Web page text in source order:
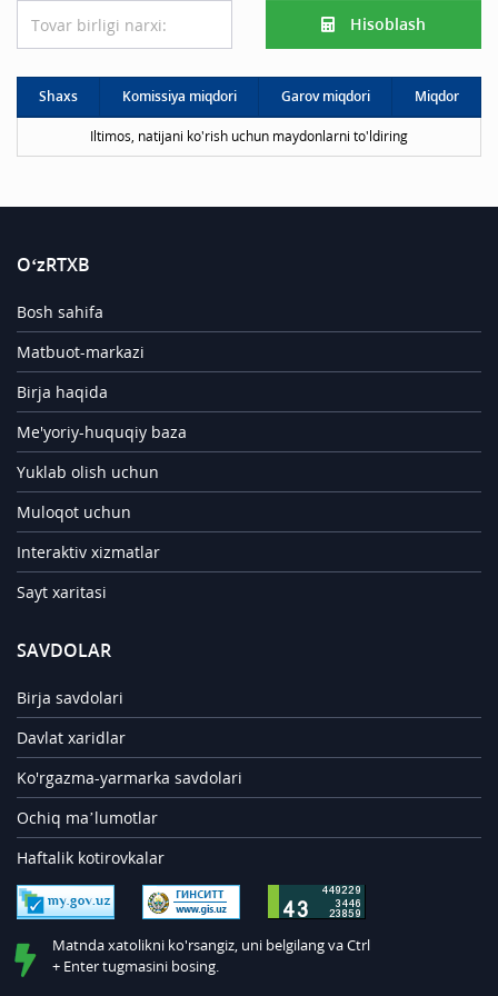
Hisoblash
Shaxs Komissiya miqdori Garov miqdori Miqdor
Iltimos, natijani ko'rish uchun maydonlarni to'ldiring
O‘zRTXB
Bosh sahifa
Matbuot-markazi
Birja haqida
Me'yoriy-huquqiy baza
Yuklab olish uchun
Muloqot uchun
Interaktiv xizmatlar
Sayt xaritasi
SAVDOLAR
Birja savdolari
Davlat xaridlar
Ko'rgazma-yarmarka savdolari
Ochiq ma’lumotlar
Haftalik kotirovkalar
Matnda xatolikni ko'rsangiz, uni belgilang va Ctrl
+ Enter tugmasini bosing.